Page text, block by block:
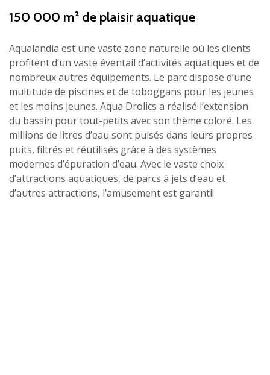
150 000 m² de plaisir aquatique
Aqualandia est une vaste zone naturelle où les clients
profitent d’un vaste éventail d’activités aquatiques et de
nombreux autres équipements. Le parc dispose d’une
multitude de piscines et de toboggans pour les jeunes
et les moins jeunes. Aqua Drolics a réalisé l’extension
du bassin pour tout-petits avec son thème coloré. Les
millions de litres d’eau sont puisés dans leurs propres
puits, filtrés et réutilisés grâce à des systèmes
modernes d’épuration d’eau. Avec le vaste choix
d’attractions aquatiques, de parcs à jets d’eau et
d’autres attractions, l’amusement est garanti!